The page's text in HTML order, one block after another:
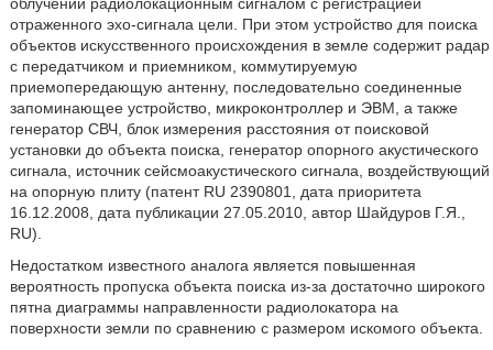
отраженного эхо-сигнала цели. При этом устройство для поиска
объектов искусственного происхождения в земле содержит радар
с передатчиком и приемником, коммутируемую
приемопередающую антенну, последовательно соединенные
запоминающее устройство, микроконтроллер и ЭВМ, а также
генератор СВЧ, блок измерения расстояния от поисковой
установки до объекта поиска, генератор опорного акустического
сигнала, источник сейсмоакустического сигнала, воздействующий
на опорную плиту (патент RU 2390801, дата приоритета
16.12.2008, дата публикации 27.05.2010, автор Шайдуров Г.Я.,
RU).
Недостатком известного аналога является повышенная
вероятность пропуска объекта поиска из-за достаточно широкого
пятна диаграммы направленности радиолокатора на
поверхности земли по сравнению с размером искомого объекта.